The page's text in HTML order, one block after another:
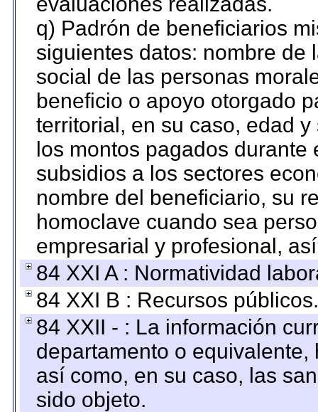
q) Padrón de beneficiarios
siguientes datos: nombre de
social de las personas
beneficio o apoyo otorgado
territorial, en su caso, edad
los montos pagados
subsidios a los sectores
nombre del beneficiario, su
homoclave cuando sea
empresarial y profesional,
84 XXI A : Normatividad
84 XXI B : Recursos públicos.
84 XXII - : La información
departamento o
así como, en su caso, las
sido objeto.